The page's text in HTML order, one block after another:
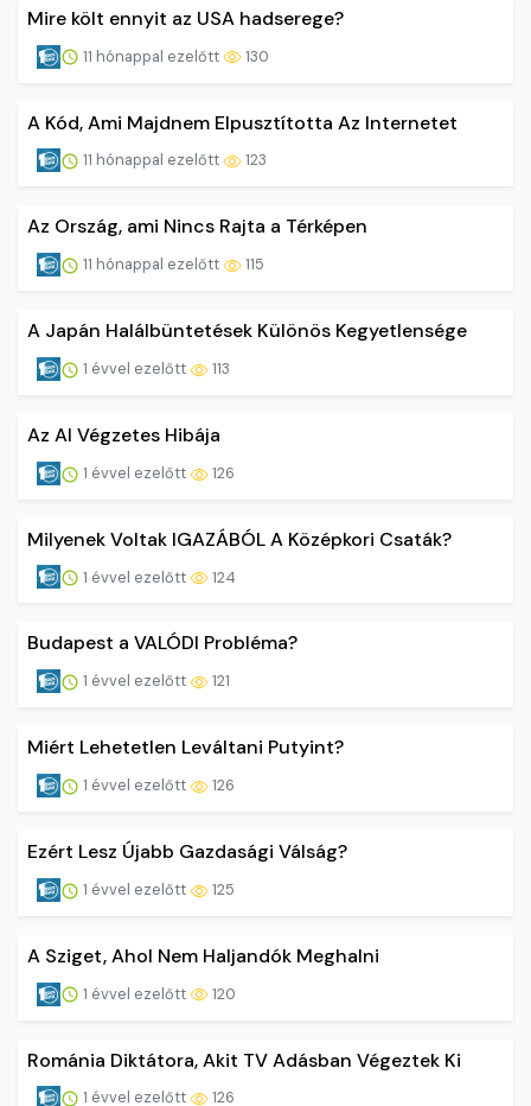
Mire költ ennyit az USA hadserege?
11 hónappal ezelőtt 130
A Kód, Ami Majdnem Elpusztította Az Internetet
11 hónappal ezelőtt 123
Az Ország, ami Nincs Rajta a Térképen
11 hónappal ezelőtt 115
A Japán Halálbüntetések Különös Kegyetlensége
1 évvel ezelőtt 113
Az AI Végzetes Hibája
1 évvel ezelőtt 126
Milyenek Voltak IGAZÁBÓL A Középkori Csaták?
1 évvel ezelőtt 124
Budapest a VALÓDI Probléma?
1 évvel ezelőtt 121
Miért Lehetetlen Leváltani Putyint?
1 évvel ezelőtt 126
Ezért Lesz Újabb Gazdasági Válság?
1 évvel ezelőtt 125
A Sziget, Ahol Nem Haljandók Meghalni
1 évvel ezelőtt 120
Románia Diktátora, Akit TV Adásban Végeztek Ki
1 évvel ezelőtt 126